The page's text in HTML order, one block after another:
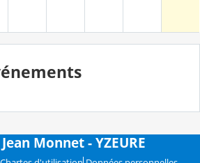
Monnet - YZEURE